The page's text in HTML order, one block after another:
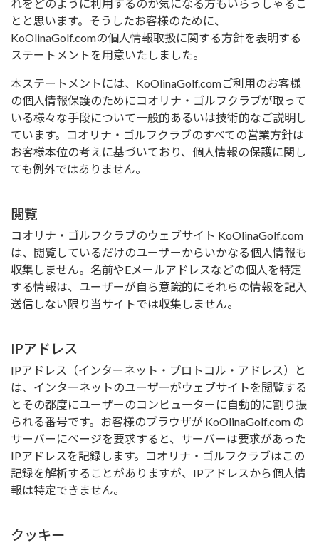
れをどのように利用するのか気になる方もいらっしゃるこ
とと思います。そうしたお客様のために、
KoOlinaGolf.comの個人情報取扱に関する方針を表明する
ステートメントを用意いたしました。
本ステートメントには、KoOlinaGolf.comご利用のお客様
の個人情報保護のためにコオリナ・ゴルフクラブが取って
いる様々な手段について一般的あるいは技術的なご説明し
ています。コオリナ・ゴルフクラブのすべての営業方針は
お客様本位の考えに基づいており、個人情報の保護に関し
ても例外ではありません。
閲覧
コオリナ・ゴルフクラブのウェブサイト KoOlinaGolf.com
は、閲覧しているだけのユーザーからいかなる個人情報も
収集しません。名前やEメールアドレスなどの個人を特定
する情報は、ユーザーが自ら意識的にそれらの情報を記入
送信しない限り当サイトでは収集しません。
IPアドレス
IPアドレス（インターネット・プロトコル・アドレス）と
は、インターネットのユーザーがウェブサイトを閲覧する
とその都度にユーザーのコンピューターに自動的に割り振
られる番号です。お客様のブラウザが KoOlinaGolf.com の
サーバーにページを要求すると、サーバーは要求があった
IPアドレスを記録します。コオリナ・ゴルフクラブはこの
記録を解析することがありますが、IPアドレスから個人情
報は特定できません。
クッキー